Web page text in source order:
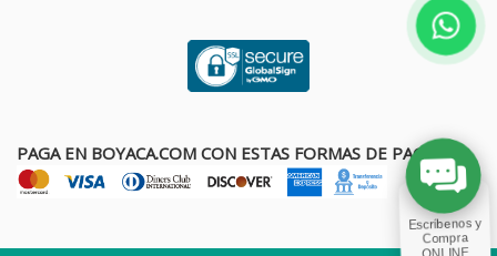
PAGA EN BOYACA.COM CON ESTAS FORMAS DE PAGO